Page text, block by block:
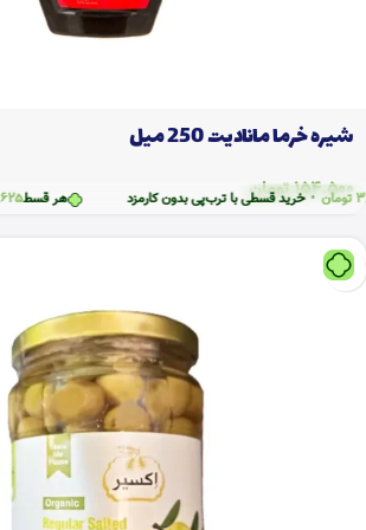
هر قسط38.625 • خرید قسطی با ترب‌پی بدون کارمزد
شیره خرما مانادیت 250 میل
154.500تومان